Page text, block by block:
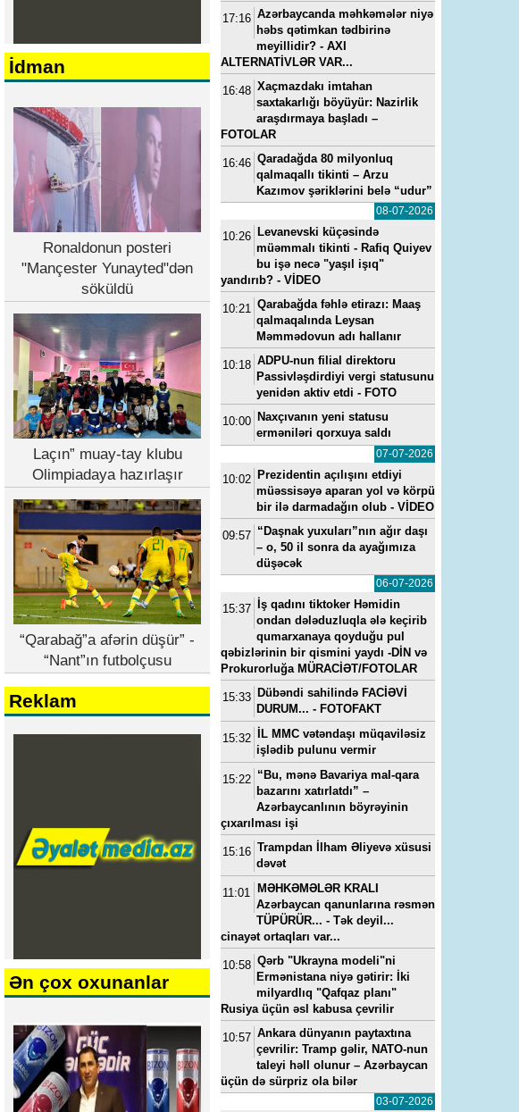
həkim təyin edildi
“Yeni klinika”ya baş həkim
təyin edilib - FOTO
Vüqar Əhmədovun
kadrı Elmar Mahmudov
İdman
Ronaldonun posteri
"Mançester Yunayted"dən
söküldü
Laçın” muay-tay klubu
Olimpiadaya hazırlaşır
“Qarabağ”a afərin düşür” -
“Nant”ın futbolçusu
Reklam
Ən çox oxunanlar
17:16 Azərbaycanda məhkəmələr niyə
həbs qətimkan tədbirinə
meyillidir? - AXI
ALTERNATİVLƏR VAR...
16:48 Xaçmazdakı imtahan
saxtakarlığı böyüyür: Nazirlik
araşdırmaya başladı –
FOTOLAR
16:46 Qaradağda 80 milyonluq
qalmaqallı tikinti – Arzu
Kazımov şəriklərini belə “udur”
08-07-2026
10:26 Levanevski küçəsində
müəmmalı tikinti - Rafiq Quiyev
bu işə necə "yaşıl işıq"
yandırıb? - VİDEO
10:21 Qarabağda fəhlə etirazı: Maaş
qalmaqalında Leysan
Məmmədovun adı hallanır
10:18 ADPU-nun filial direktoru
Passivləşdirdiyi vergi statusunu
yenidən aktiv etdi - FOTO
10:00 Naxçıvanın yeni statusu
erməniləri qorxuya saldı
07-07-2026
10:02 Prezidentin açılışını etdiyi
müəssisəyə aparan yol və körpü
bir ilə darmadağın olub - VİDEO
09:57 “Daşnak yuxuları”nın ağır daşı
– o, 50 il sonra da ayağımıza
düşəcək
06-07-2026
15:37
İş qadını tiktoker Həmidin
ondan dələduzluqla ələ keçirib
qumarxanaya qoyduğu pul
qəbizlərinin bir qismini yaydı -DİN və
Prokurorluğa MÜRACİƏT/FOTOLAR
15:33 Dübəndi sahilində FACİƏVİ
DURUM... - FOTOFAKT
15:32
İL MMC vətəndaşı müqaviləsiz
işlədib pulunu vermir
15:22 “Bu, mənə Bavariya mal-qara
bazarını xatırlatdı” –
Azərbaycanlının böyrəyinin
çıxarılması işi
15:16 Trampdan İlham Əliyevə xüsusi
dəvət
11:01
MƏHKƏMƏLƏR KRALI
Azərbaycan qanunlarına rəsmən
TÜPÜRÜR... - Tək deyil...
cinayət ortaqları var...
10:58 Qərb "Ukrayna modeli"ni
Ermənistana niyə gətirir: İki
milyardlıq "Qafqaz planı"
Rusiya üçün əsl kabusa çevrilir
10:57 Ankara dünyanın paytaxtına
çevrilir: Tramp gəlir, NATO-nun
taleyi həll olunur – Azərbaycan
üçün də sürpriz ola bilər
03-07-2026